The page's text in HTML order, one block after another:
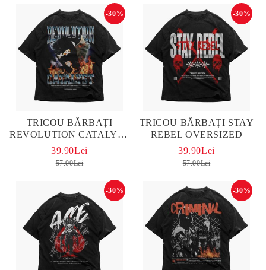
TRICOU BĂRBAȚI
REVOLUTION CATALYST
OVERSIZED
-30%
39.90Lei
57.00Lei
TRICOU BĂRBAȚI STAY
REBEL OVERSIZED
-30%
39.90Lei
57.00Lei
-30% -30%